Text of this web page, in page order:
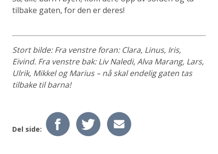
tilbake gaten, for den er deres!
Stort bilde: Fra venstre foran: Clara, Linus, Iris,
Eivind. Fra venstre bak: Liv Naledi, Alva Marang, Lars,
Ulrik, Mikkel og Marius – nå skal endelig gaten tas
tilbake til barna!
Del side: